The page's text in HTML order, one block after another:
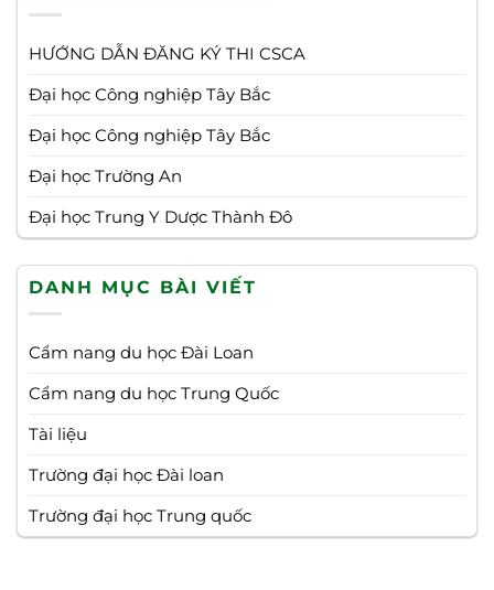
HƯỚNG DẪN ĐĂNG KÝ THI CSCA
Đại học Công nghiệp Tây Bắc
Đại học Công nghiệp Tây Bắc
Đại học Trường An
Đại học Trung Y Dược Thành Đô
DANH MỤC BÀI VIẾT
Cẩm nang du học Đài Loan
Cẩm nang du học Trung Quốc
Tài liệu
Trường đại học Đài loan
Trường đại học Trung quốc